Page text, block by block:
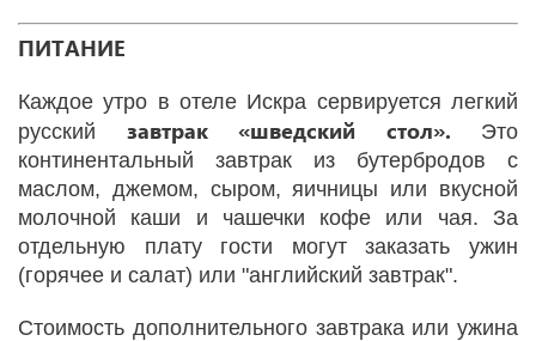
ПИТАНИЕ
Каждое утро в отеле Искра сервируется легкий
русский завтрак «шведский стол». Это
континентальный завтрак из бутербродов с
маслом, джемом, сыром, яичницы или вкусной
молочной каши и чашечки кофе или чая. За
отдельную плату гости могут заказать ужин
(горячее и салат) или "английский завтрак".
Стоимость дополнительного завтрака или ужина